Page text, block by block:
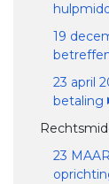
19
23 april
betaling
23